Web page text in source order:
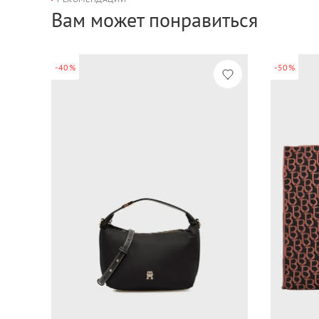
Вам может понравиться
-40% -50%